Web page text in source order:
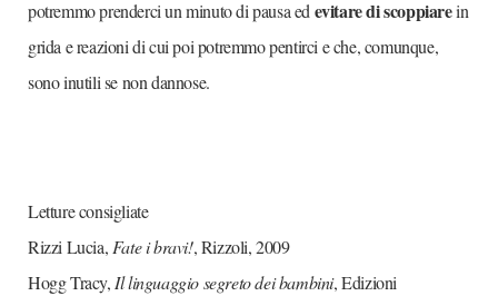
potremmo prenderci un minuto di pausa edevitare di scoppiarein
grida e reazioni di cui poi potremmo pentirci e che, comunque,
sono inutili se non dannose.
Letture consigliate
Rizzi Lucia,Fate i bravi!, Rizzoli, 2009
Hogg Tracy,Il linguaggio segreto dei bambini, Edizioni